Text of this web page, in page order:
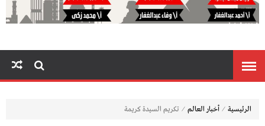
الرئيسية ⁄ أخبار العالم ⁄ تكريم السيدة كريمة